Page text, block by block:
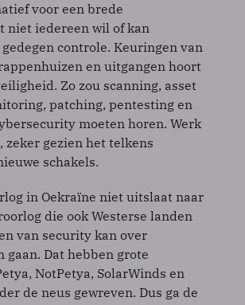
voor een brede
niet iedereen wil of kan
controle. Keuringen van
en uitgangen hoort
Zo zou scanning, asset
patching, pentesting en
moeten horen. Werk
zeker gezien het telkens
schakels.
in Oekraïne niet uitslaat naar
die ook Westerse landen
van security kan over
gaan. Dat hebben grote
NotPetya, SolarWinds en
de neus gewreven. Dus ga de